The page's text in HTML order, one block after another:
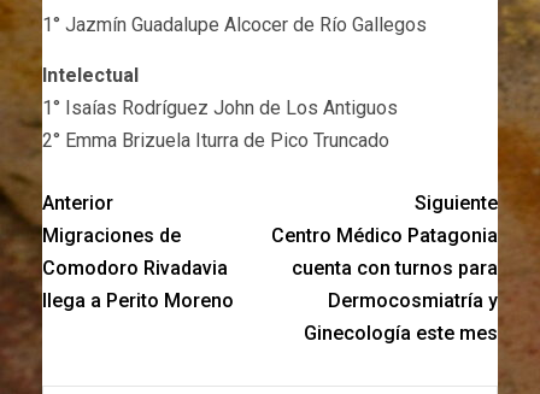
1° Jazmín Guadalupe Alcocer de Río Gallegos
Intelectual
1° Isaías Rodríguez John de Los Antiguos
2° Emma Brizuela Iturra de Pico Truncado
Anterior
Migraciones de
Comodoro Rivadavia
llega a Perito Moreno
Siguiente
Centro Médico Patagonia
cuenta con turnos para
Dermocosmiatría y
Ginecología este mes